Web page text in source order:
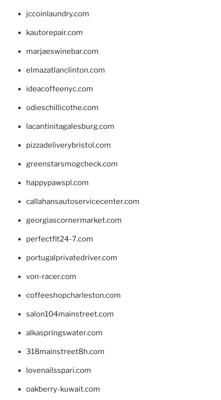
jccoinlaundry.com
kautorepair.com
marjaeswinebar.com
elmazatlanclinton.com
ideacoffeenyc.com
odieschillicothe.com
lacantinitagalesburg.com
pizzadeliverybristol.com
greenstarsmogcheck.com
happypawspl.com
callahansautoservicecenter.com
georgiascornermarket.com
perfectfit24-7.com
portugalprivatedriver.com
von-racer.com
coffeeshopcharleston.com
salon104mainstreet.com
alkaspringswater.com
318mainstreet8h.com
lovenailsspari.com
oakberry-kuwait.com